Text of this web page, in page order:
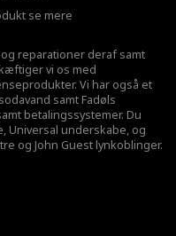
se mere
reparationer deraf samt
vi os med
Vi har også et
samt Fadøls
betalingssystemer. Du
Universal underskabe, og
og John Guest lynkoblinger.